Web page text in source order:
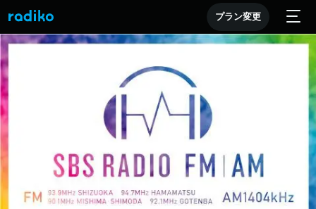
プラン変更